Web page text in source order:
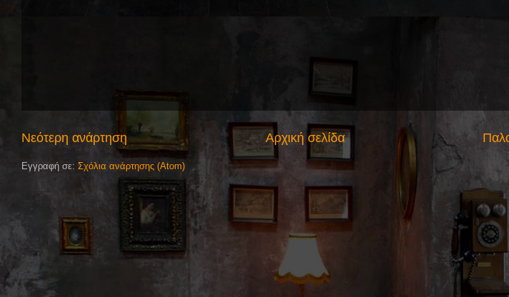
Νεότερη ανάρτηση Αρχική σελίδα
Εγγραφή σε: Σχόλια ανάρτησης (Atom)